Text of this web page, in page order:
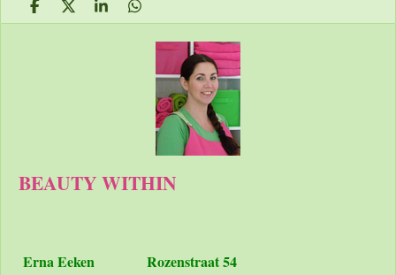
D
e
D
e
S
h
D
e
BEAUTY WITHIN
Erna Eeken Rozenstraat 54